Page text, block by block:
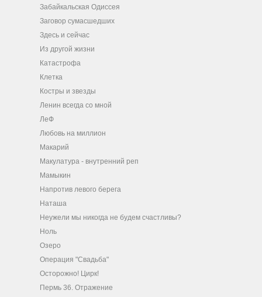
Забайкальская Одиссея
Заговор сумасшедших
Здесь и сейчас
Из другой жизни
Катастрофа
Клетка
Костры и звезды
Ленин всегда со мной
ЛеФ
Любовь на миллион
Макарий
Макулатура - внутренний реп
Мамыкин
Напротив левого берега
Наташа
Неужели мы никогда не будем счастливы?
Ноль
Озеро
Операция "Свадьба"
Осторожно! Цирк!
Пермь 36. Отражение